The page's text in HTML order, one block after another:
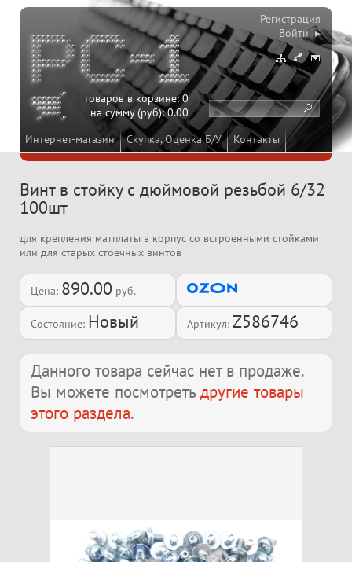
Интернет-магазин Скупка, Оценка Б/У Контакты
товаров в корзине:0
на сумму (руб):0.00
Регистрация
Войти ▸
Винт в стойку с дюймовой резьбой 6/32
100шт
для крепления матплаты в корпус со встроенными стойками
или для старых стоечных винтов
Цена: 890.00 руб.
Состояние: Новый Артикул: Z586746
Данного товара сейчас нет в продаже.
Вы можете посмотреть другие товары
этого раздела.